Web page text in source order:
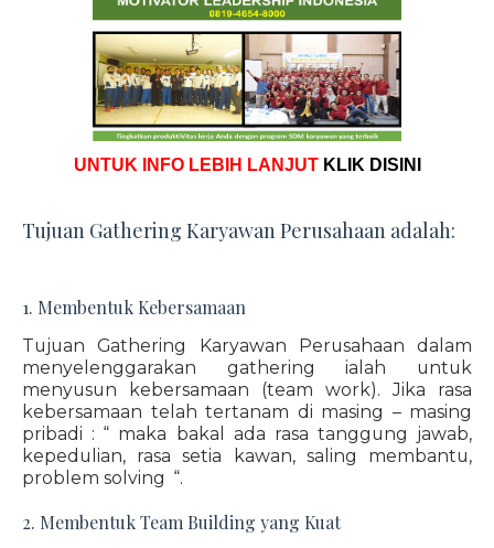
UNTUK INFO LEBIH LANJUT KLIK DISINI
Tujuan Gathering Karyawan Perusahaan adalah:
1. Membentuk Kebersamaan
Tujuan Gathering Karyawan Perusahaan dalam
menyelenggarakan gathering ialah untuk
menyusun kebersamaan (team work). Jika rasa
kebersamaan telah tertanam di masing – masing
pribadi : “ maka bakal ada rasa tanggung jawab,
kepedulian, rasa setia kawan, saling membantu,
problem solving “.
2. Membentuk Team Building yang Kuat